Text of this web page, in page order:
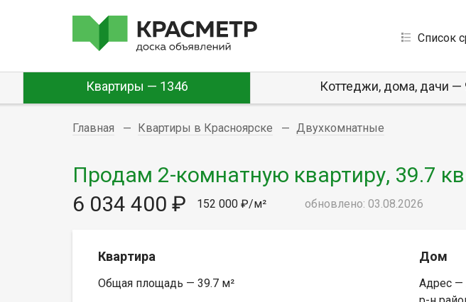
Список
Квартиры — 1346 Коттеджи, дома, дачи —
Главная Квартиры в Красноярске Двухкомнатные
Продам 2-комнатную квартиру, 39.7
6 034 400 ₽
152 000 ₽/м² обновлено: 03.08.2026
Квартира
Общая площадь — 39.7 м²
Дом
Адрес —